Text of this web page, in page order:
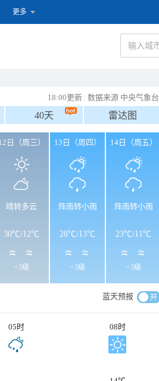
更多
18:00更新 | 数据来源 中央气象台
40天 雷达图
日（周三）
晴转多云
30℃/12℃
<3级
13日（周四）
阵雨转小雨
28℃/13℃
<3级
14日（周五）
阵雨转小雨
23℃/11℃
<3级
蓝天预报
05时 08时